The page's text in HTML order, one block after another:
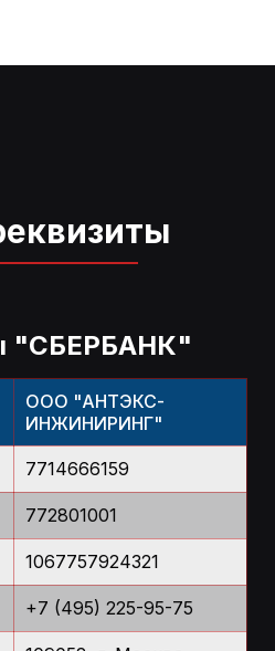
"СБЕРБАНК"
ООО "АНТЭКС-
ИНЖИНИРИНГ"
7714666159
772801001
1067757924321
+7 (495) 225-95-75